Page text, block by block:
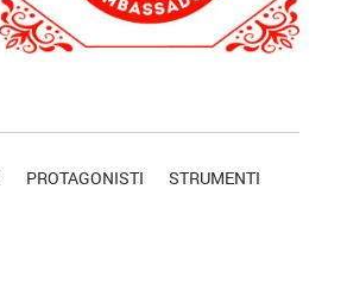
PROTAGONISTI STRUMENTI